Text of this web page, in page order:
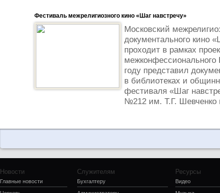
Фестиваль межрелигиозного кино «Шаг навстречу»
Московский
документального кино
проходит в рамках
году представил
в библиотеках и
фестиваля «Шаг
№212 им. Т.Г. Шевченко
Новости
Главные новости
Служителям
Бухгалтеру
Ресурсы
Видео